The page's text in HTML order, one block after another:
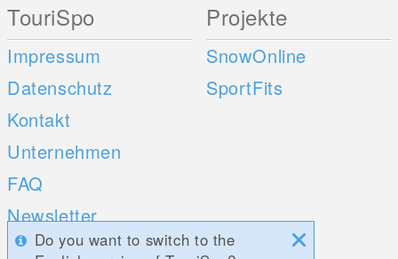
TouriSpo
Impressum
Datenschutz
Kontakt
Unternehmen
FAQ
Newsletter
Umfragen
Projekte
SnowOnline
SportFits
Do you want to switch to the